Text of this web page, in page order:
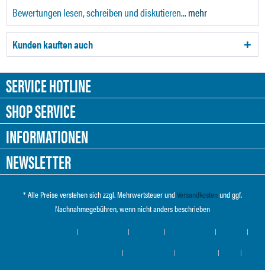
Bewertungen lesen, schreiben und diskutieren...mehr
Kunden kauften auch
SERVICE HOTLINE
SHOP SERVICE
INFORMATIONEN
NEWSLETTER
* Alle Preise verstehen sich zzgl. Mehrwertsteuer undVersandkostenund ggf.
Nachnahmegebühren, wenn nicht anders beschrieben